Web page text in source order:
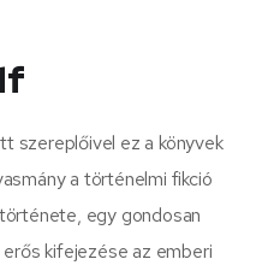
szereplőivel ez a könyvek
a történelmi fikció
egy gondosan
kifejezése az emberi